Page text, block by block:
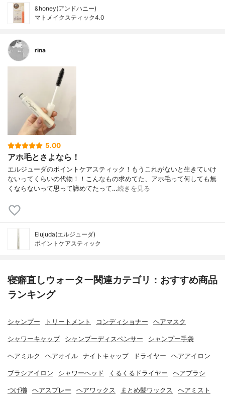
&honey(アンドハニー)
マトメイクスティック4.0
rina
5.00
アホ毛とさよなら！
エルジューダのポイントケアスティック！もうこれがないと生きていけ
ないってくらいの代物！！こんなもの求めてた、アホ毛って何しても無
くならないって思って諦めてたって…続きを見る
Elujuda(エルジューダ)
ポイントケアスティック
寝癖直しウォーター関連カテゴリ：おすすめ商品
ランキング
シャンプー トリートメント コンディショナー ヘアマスク
シャワーキャップ シャンプーディスペンサー シャンプー手袋
ヘアミルク ヘアオイル ナイトキャップ ドライヤー ヘアアイロン
ブラシアイロン シャワーヘッド くるくるドライヤー ヘアブラシ
つげ櫛 ヘアスプレー ヘアワックス まとめ髪ワックス ヘアミスト